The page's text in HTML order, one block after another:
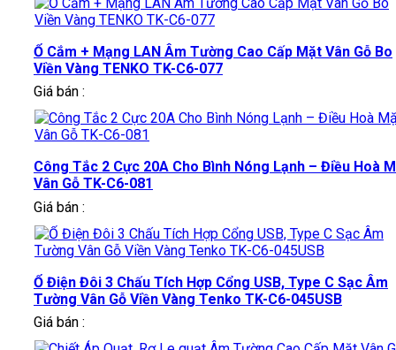
Ổ Cắm + Mạng LAN Âm Tường Cao Cấp Mặt Vân Gỗ Bo
Viền Vàng TENKO TK-C6-077
Giá bán :
Công Tắc 2 Cực 20A Cho Bình Nóng Lạnh – Điều Hoà
Vân Gỗ TK-C6-081
Giá bán :
Ổ Điện Đôi 3 Chấu Tích Hợp Cổng USB, Type C Sạc Âm
Tường Vân Gỗ Viền Vàng Tenko TK-C6-045USB
Giá bán :